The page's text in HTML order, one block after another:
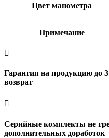
Цвет манометра
Примечание

Гарантия на продукцию до
возврат

Серийные комплекты не
дополнительных доработок